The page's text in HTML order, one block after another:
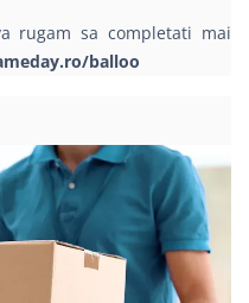
rugam sa completati mai
balloo